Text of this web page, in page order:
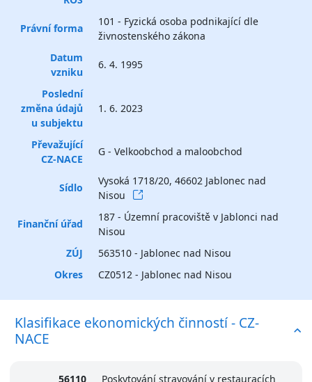
Právní forma
101 - Fyzická osoba podnikající dle
živnostenského zákona
Datum
vzniku
6. 4. 1995
Poslední
změna údajů
u subjektu
1. 6. 2023
Převažující
CZ-NACE
G - Velkoobchod a maloobchod
Sídlo
Vysoká 1718/20, 46602 Jablonec nad
Nisou
Finanční úřad
187 - Územní pracoviště v Jablonci nad
Nisou
ZÚJ
563510 - Jablonec nad Nisou
Okres
CZ0512 - Jablonec nad Nisou
Klasifikace ekonomických činností - CZ-
NACE
56110 Poskytování stravování v restauracích